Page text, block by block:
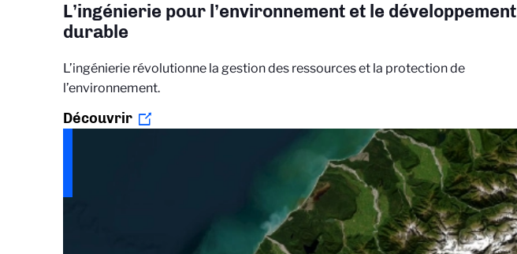
L’ingénierie pour l’environnement et le développement
durable
L’ingénierie révolutionne la gestion des ressources et la protection de
l’environnement.
Découvrir